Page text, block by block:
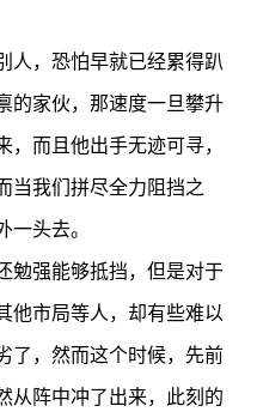
，恐怕早就已经累得趴
的家伙，那速度一旦攀升
而且他出手无迹可寻，
当我们拼尽全力阻挡之
头去。
强能够抵挡，但是对于
他市局等人，却有些难以
了，然而这个时候，先前
从阵中冲了出来，此刻的